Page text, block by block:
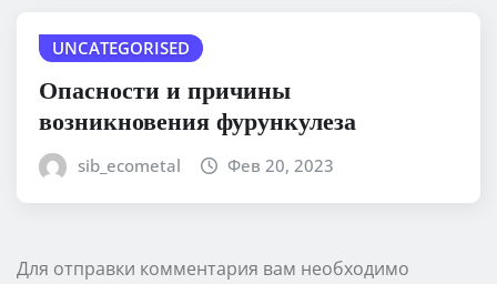
UNCATEGORISED
Опасности и причины
возникновения фурункулеза
sib_ecometal Фев 20, 2023
Для отправки комментария вам необходимо